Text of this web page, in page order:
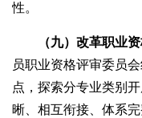
性。
（九）改革职业资
员职业资格评审委员
点，探索分专业类别
晰、相互衔接、体系